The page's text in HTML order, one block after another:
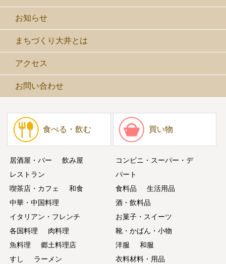
お知らせ
まちづくり大井とは
アクセス
お問い合わせ
食べる・飲む
居酒屋・バー
飲み屋
レストラン
喫茶店・カフェ
和食
中華・中国料理
イタリアン・フレンチ
各国料理
肉料理
魚料理
郷土料理店
すし
ラーメン
買い物
コンビニ・スーパー・デ
パート
食料品
生活用品
酒・飲料品
お菓子・スイーツ
靴・かばん・小物
洋服
和服
衣料材料・用品